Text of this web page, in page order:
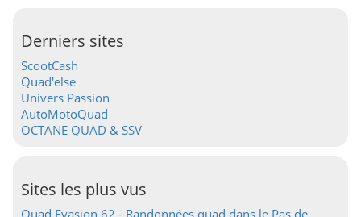
Derniers sites
ScootCash
Quad'else
Univers Passion
AutoMotoQuad
OCTANE QUAD & SSV
Sites les plus vus
Quad Evasion 62 - Randonnées quad dans le Pas de